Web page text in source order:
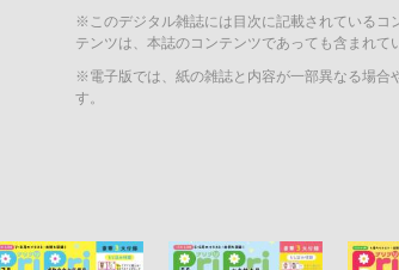
※このデジタル雑誌には目次に記載されているコ
テンツは、本誌のコンテンツであっても含まれて
※電子版では、紙の雑誌と内容が一部異なる場合
す。